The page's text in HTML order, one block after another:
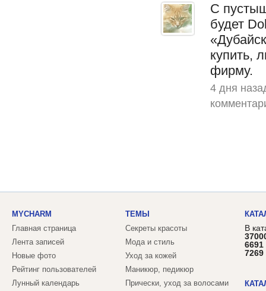
С
будет
купить,
фирму.
4 дня
MYCHARM
Главная страница
Лента записей
Новые фото
Рейтинг пользователей
Лунный календарь
ТЕМЫ
Секреты красоты
Мода и стиль
Уход за кожей
Маникюр, педикюр
Прически, уход за волосами
В
6691
7269